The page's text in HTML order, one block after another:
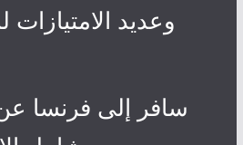
وعديد الامتيازات
سافر إلى فرنسا